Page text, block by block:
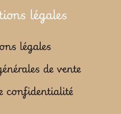
légales
légales
de vente
confidentialité